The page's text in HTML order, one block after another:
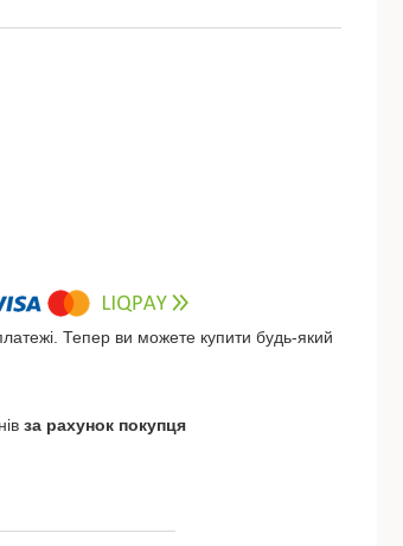
Тепер ви можете купити будь-який
за рахунок покупця